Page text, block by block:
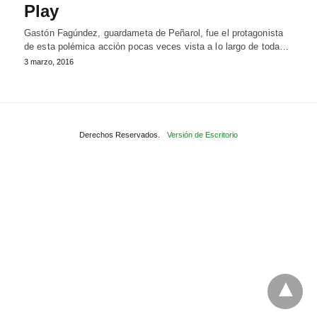
Play
Gastón Fagúndez, guardameta de Peñarol, fue el protagonista
de esta polémica acción pocas veces vista a lo largo de toda…
3 marzo, 2016
Derechos Reservados. Versión de Escritorio